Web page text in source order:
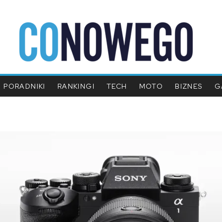
PORADNIKI RANKINGI TECH MOTO BIZNES